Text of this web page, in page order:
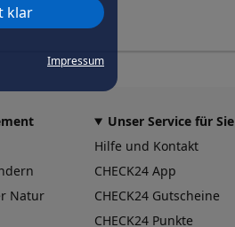
klar
Impressum
Natur
Unser Service für Sie
Hilfe und Kontakt
CHECK24 App
CHECK24 Gutscheine
CHECK24 Punkte